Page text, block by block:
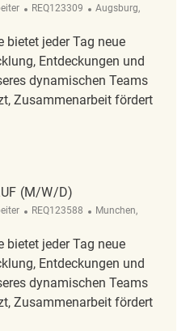
ReqId
REQ123309 Ort
Augsburg,
bietet jeder Tag neue
Entdeckungen und
dynamischen Teams
Zusammenarbeit fördert
w/d REQ123309
(M/W/D)
ReqId
REQ123588 Ort
Munchen,
bietet jeder Tag neue
Entdeckungen und
dynamischen Teams
Zusammenarbeit fördert